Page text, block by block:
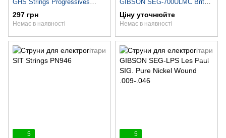
GHS Strings Progressives
PRCL
297 грн
Немає в наявності
GIBSON SEG-700ULMC Brite
Wires NPS Wound
Elect.009-.046
Ціну уточнюйте
Немає в наявності
5 5